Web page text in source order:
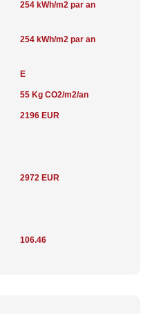
254 kWh/m2 par an
254 kWh/m2 par an
E
55 Kg CO2/m2/an
2196 EUR
2972 EUR
106.46